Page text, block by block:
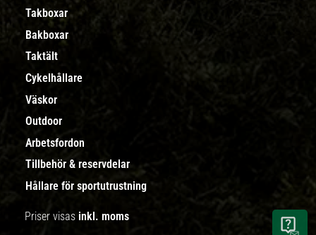
Takboxar
Bakboxar
Taktält
Cykelhållare
Väskor
Outdoor
Arbetsfordon
Tillbehör & reservdelar
Hållare för sportutrustning
Priser visas inkl. moms